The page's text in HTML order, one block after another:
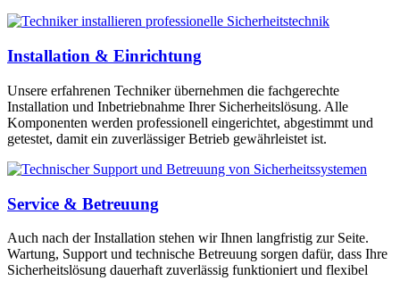
Installation & Einrichtung
Unsere erfahrenen Techniker übernehmen die fachgerechte
Installation und Inbetriebnahme Ihrer Sicherheitslösung. Alle
Komponenten werden professionell eingerichtet, abgestimmt und
getestet, damit ein zuverlässiger Betrieb gewährleistet ist.
Service & Betreuung
Auch nach der Installation stehen wir Ihnen langfristig zur Seite.
Wartung, Support und technische Betreuung sorgen dafür, dass Ihre
Sicherheitslösung dauerhaft zuverlässig funktioniert und flexibel